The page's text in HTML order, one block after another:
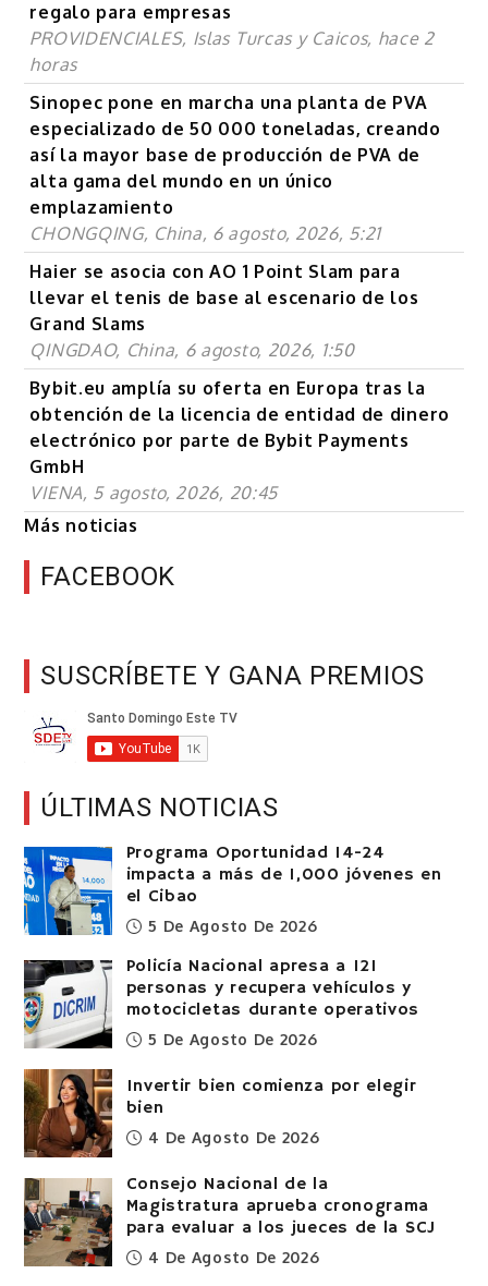
regalo para empresas
PROVIDENCIALES, Islas Turcas y Caicos, hace 2
horas
Sinopec pone en marcha una planta de PVA
especializado de 50 000 toneladas, creando
así la mayor base de producción de PVA de
alta gama del mundo en un único
emplazamiento
CHONGQING, China, 6 agosto, 2026, 5:21
Haier se asocia con AO 1 Point Slam para
llevar el tenis de base al escenario de los
Grand Slams
QINGDAO, China, 6 agosto, 2026, 1:50
Bybit.eu amplía su oferta en Europa tras la
obtención de la licencia de entidad de dinero
electrónico por parte de Bybit Payments
GmbH
VIENA, 5 agosto, 2026, 20:45
Más noticias
FACEBOOK
SUSCRÍBETE Y GANA PREMIOS
ÚLTIMAS NOTICIAS
Programa Oportunidad 14-24
impacta a más de 1,000 jóvenes en
el Cibao
5 De Agosto De 2026
Policía Nacional apresa a 121
personas y recupera vehículos y
motocicletas durante operativos
5 De Agosto De 2026
Invertir bien comienza por elegir
bien
4 De Agosto De 2026
Consejo Nacional de la
Magistratura aprueba cronograma
para evaluar a los jueces de la SCJ
4 De Agosto De 2026